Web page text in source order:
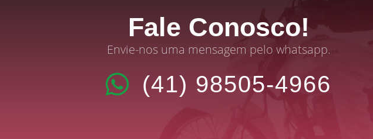
Fale Conosco!
Envie-nos uma mensagem pelo whatsapp.
(41) 98505-4966